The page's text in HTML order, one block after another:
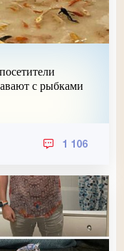
с рыбками
1 106